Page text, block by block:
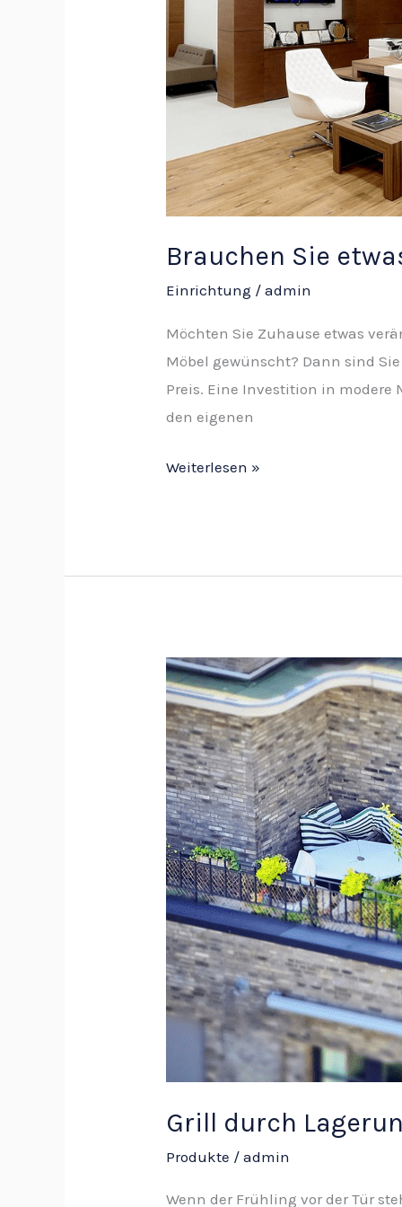
Brauchen Sie
Einrichtung /admin
Möchten Sie Zuhause etwas
Möbel gewünscht? Dann sind
Preis. Eine Investition in
den eigenen
Weiterlesen »
Grill durch
Produkte /admin
Wenn der Frühling vor der Tür
Grill
durch
Lagerung
vor
Nässe
schützen